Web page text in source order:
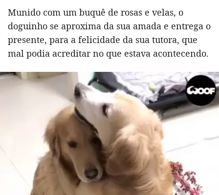
Munido com um buquê de rosas e velas, o
doguinho se aproxima da sua amada e entrega o
presente, para a felicidade da sua tutora, que
mal podia acreditar no que estava acontecendo.